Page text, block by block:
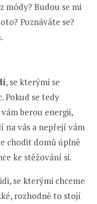
módy? Budou se mi
Poznáváte se?
, se kterými se
Pokud se tedy
berou energii,
na vás a nepřejí vám
chodit domů úplně
ke stěžování si.
se kterými chceme
rozhodně to stojí